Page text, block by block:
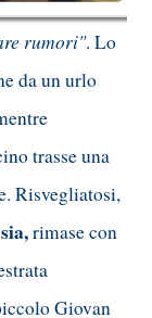
rumori". Lo
da un urlo
trasse una
Risvegliatosi,
rimase con
Giovan